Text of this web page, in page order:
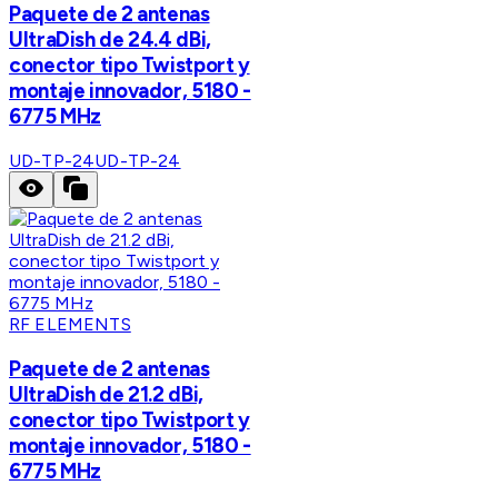
Paquete de 2 antenas
UltraDish de 24.4 dBi,
conector tipo Twistport y
montaje innovador, 5180 -
6775 MHz
UD-TP-24UD-TP-24
RF ELEMENTS
Paquete de 2 antenas
UltraDish de 21.2 dBi,
conector tipo Twistport y
montaje innovador, 5180 -
6775 MHz